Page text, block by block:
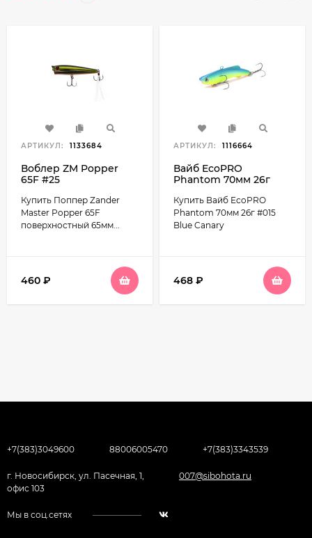
АРТИКУЛ: 1133684
Воблер ZM Popper
65F #25
Купить Поппер Zander
Master Popper 65F
поверхностный 65мм...
460 ₽
АРТИКУЛ: 1116664
Вайб EcoPRO
Phantom 70мм 26г
Купить Вайб EcoPRO
Phantom 70мм 26г #015
Blue Canary
468 ₽
+7(383)3049600 88006005470 +7(383)3343539
г. Новосибирск, ул. Пасечная, 1,
офис 103
007@sibohota.ru
Мы в соц.сетях